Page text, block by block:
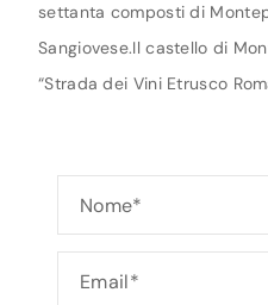
settanta composti di
Sangiovese.Il castello di
“Strada dei Vini Etrusco